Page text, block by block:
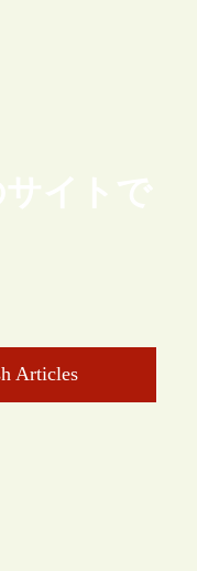
イトで
Articles